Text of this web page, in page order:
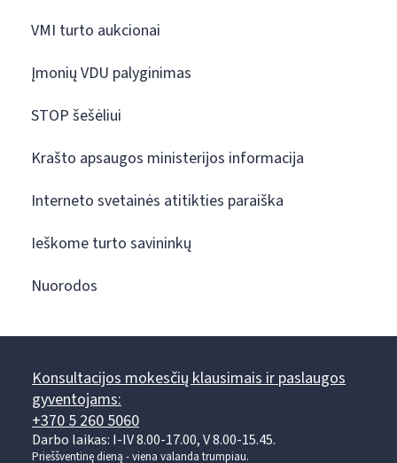
VMI turto aukcionai
Įmonių VDU palyginimas
STOP šešėliui
Krašto apsaugos ministerijos informacija
Interneto svetainės atitikties paraiška
Ieškome turto savininkų
Nuorodos
Konsultacijos mokesčių klausimais ir paslaugos
gyventojams:
+370 5 260 5060
Darbo laikas: I-IV 8.00-17.00, V 8.00-15.45.
Prieššventinę dieną - viena valanda trumpiau.